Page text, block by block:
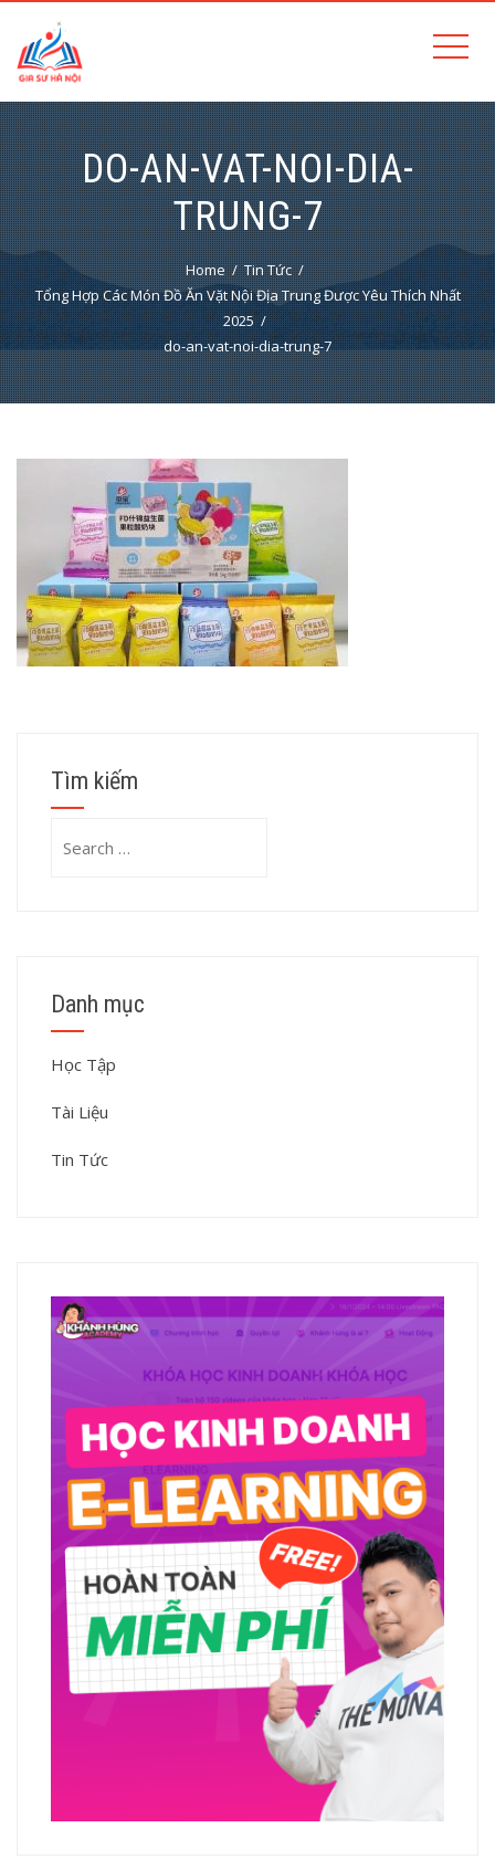
DO-AN-VAT-NOI-DIA-
TRUNG-7
Home
Tin Tức
Tổng Hợp Các Món Đồ Ăn Vặt Nội Địa Trung Được Yêu Thích Nhất
2025
do-an-vat-noi-dia-trung-7
Tìm kiếm
Danh mục
Học Tập
Tài Liệu
Tin Tức